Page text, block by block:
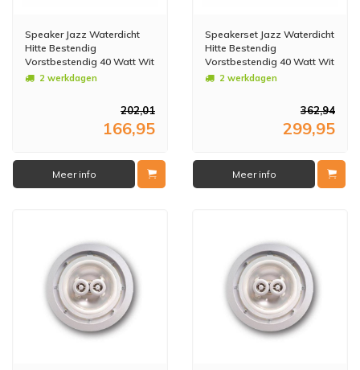
Speaker Jazz Waterdicht
Hitte Bestendig
Vorstbestendig 40 Watt Wit
Rond Ø 175 Mm
2 werkdagen
202,01
166,95
Meer info
Speakerset Jazz Waterdicht
Hitte Bestendig
Vorstbestendig 40 Watt Wit
Rond Ø 175 Mm
2 werkdagen
362,94
299,95
Meer info